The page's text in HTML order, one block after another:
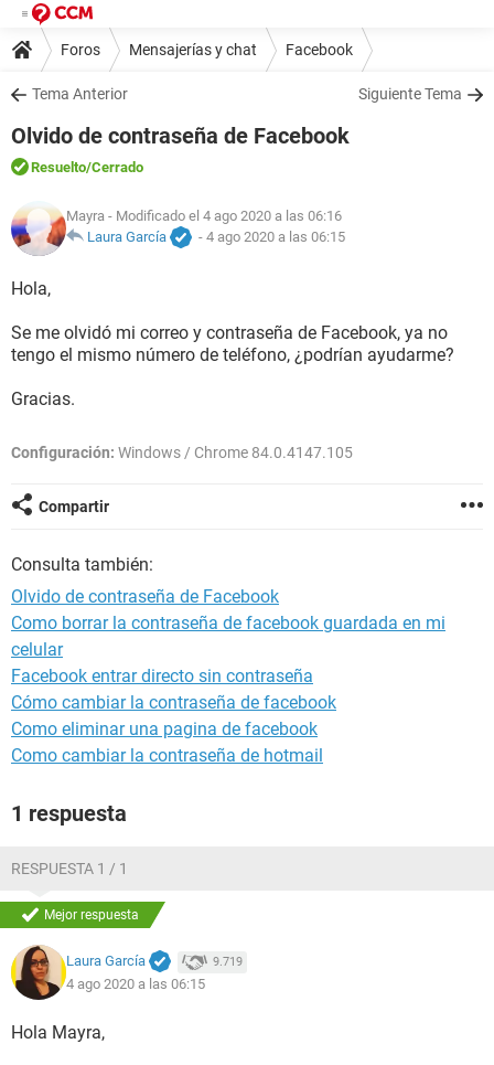
Foros Mensajerías y chat Facebook
Tema Anterior Siguiente Tema
Olvido de contraseña de Facebook
Resuelto/Cerrado
Mayra - Modificado el 4 ago 2020 a las 06:16
Laura García
- 4 ago 2020 a las 06:15
Hola,
Se me olvidó mi correo y contraseña de Facebook, ya no
tengo el mismo número de teléfono, ¿podrían ayudarme?
Gracias.
Configuración: Windows / Chrome 84.0.4147.105
Compartir
Consulta también:
Olvido de contraseña de Facebook
Como borrar la contraseña de facebook guardada en mi
celular
Facebook entrar directo sin contraseña
Cómo cambiar la contraseña de facebook
Como eliminar una pagina de facebook
Como cambiar la contraseña de hotmail
1 respuesta
RESPUESTA 1 / 1
Mejor respuesta
Laura García 9.719
4 ago 2020 a las 06:15
Hola Mayra,